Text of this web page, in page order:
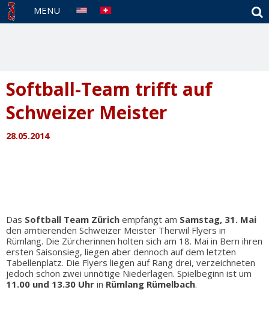
MENU
Softball-Team trifft auf
Schweizer Meister
28.05.2014
Das Softball Team Zürich empfängt am Samstag, 31. Mai
den amtierenden Schweizer Meister Therwil Flyers in
Rümlang. Die Zürcherinnen holten sich am 18. Mai in Bern ihren
ersten Saisonsieg, liegen aber dennoch auf dem letzten
Tabellenplatz. Die Flyers liegen auf Rang drei, verzeichneten
jedoch schon zwei unnötige Niederlagen. Spielbeginn ist um
11.00 und 13.30 Uhr in Rümlang Rümelbach.